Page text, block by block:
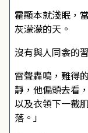
霍顯本就淺眠，
灰濛濛的天。
沒有與人同衾的
雷聲轟鳴，難得
靜，他偏頭去看
以及衣領下一截
落。」